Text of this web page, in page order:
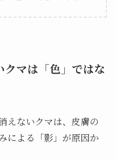
マは「色」ではな
えないクマは、皮膚の
による「影」が原因か